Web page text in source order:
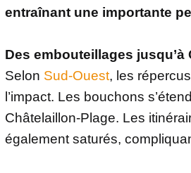
entraînant une importante
Des embouteillages jusqu’à
Selon Sud-Ouest, les
l’impact. Les bouchons
Châtelaillon-Plage. Les
également saturés,